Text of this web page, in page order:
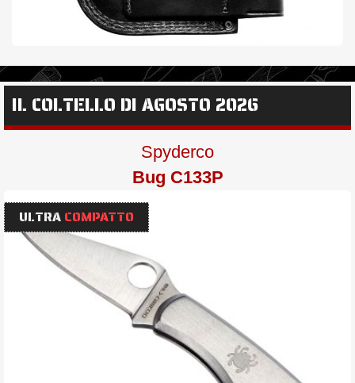
IL COLTELLO DI AGOSTO 2026
Spyderco
Bug C133P
ULTRA COMPATTO